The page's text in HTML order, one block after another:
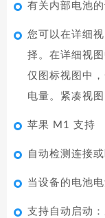
有关内部电池
您可以在详细
择。在详细视
仅图标视图中
电量。紧凑视
苹果 M1 支持
自动检测连接
当设备的电池
支持自动启动